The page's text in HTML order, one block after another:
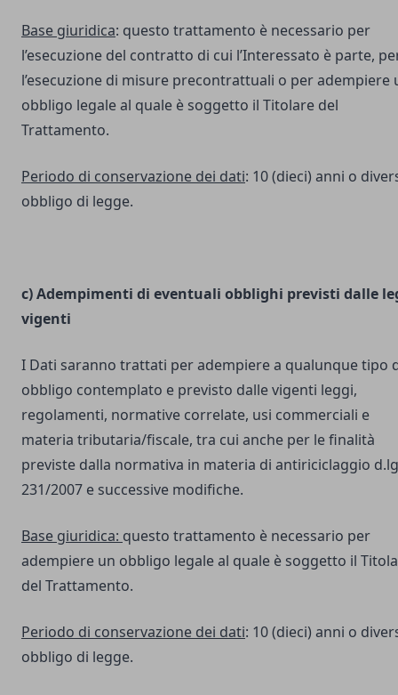
Base giuridica: questo trattamento è necessario per
l’esecuzione del contratto di cui l’Interessato è parte,
l’esecuzione di misure precontrattuali o per adempiere
obbligo legale al quale è soggetto il Titolare del
Trattamento.
Periodo di conservazione dei dati: 10 (dieci) anni o
obbligo di legge.
c) Adempimenti di eventuali obblighi previsti dalle
vigenti
I Dati saranno trattati per adempiere a qualunque tipo
obbligo contemplato e previsto dalle vigenti leggi,
regolamenti, normative correlate, usi commerciali e
materia tributaria/fiscale, tra cui anche per le finalità
previste dalla normativa in materia di antiriciclaggio
231/2007 e successive modifiche.
Base giuridica: questo trattamento è necessario per
adempiere un obbligo legale al quale è soggetto il
del Trattamento.
Periodo di conservazione dei dati: 10 (dieci) anni o
obbligo di legge.